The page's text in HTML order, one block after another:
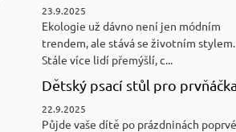
23.9.2025
Ekologie už dávno není jen módním
trendem, ale stává se životním stylem.
Stále více lidí přemýšlí, c...
Dětský psací stůl pro prvňáčka
22.9.2025
Půjde vaše dítě po prázdninách poprvé